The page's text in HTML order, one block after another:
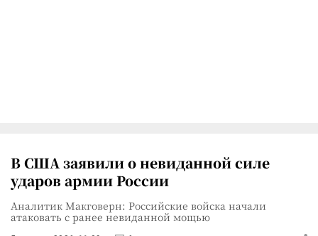
В США заявили о невиданной силе
ударов армии России
Аналитик Макговерн: Российские войска начали
атаковать с ранее невиданной мощью